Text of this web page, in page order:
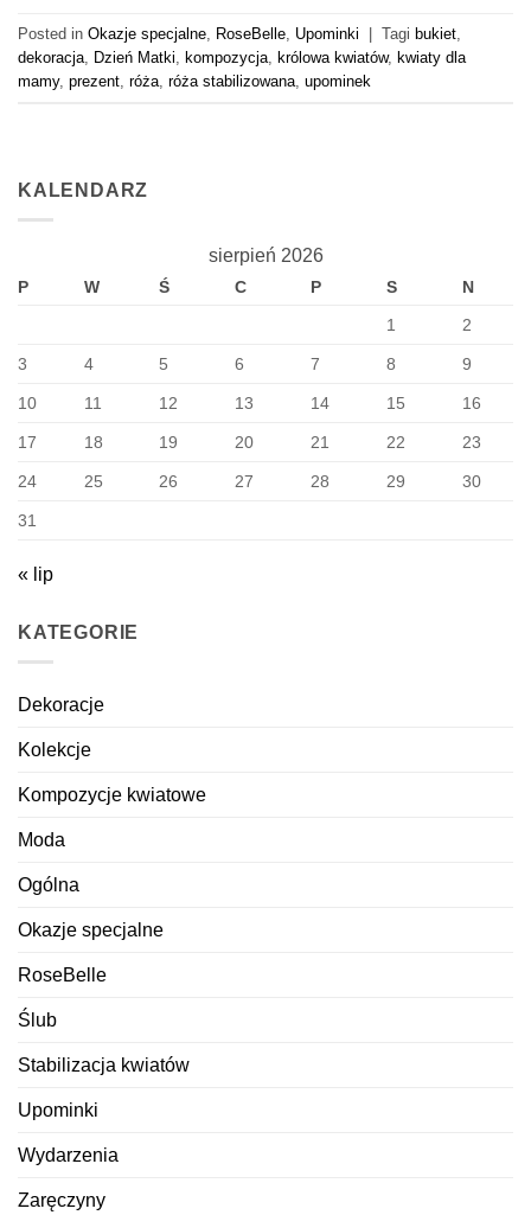
Posted in Okazje specjalne RoseBelle Upominki Tagi bukiet
dekoracja
Dzień Matki kompozycja królowa kwiatów, kwiaty dla
mamy, prezent róża róża stabilizowana upominek
KALENDARZ
sierpień 2026
P W Ś C P S
N
1
2
3 4 5 6 7 8 9
10 11 12 13 14 15 16
17 18 19 20 21 22 23
24 25 26 27 28 29 30
31
« lip
KATEGORIE
Dekoracje
Kolekcje
Kompozycje kwiatowe
Moda
Ogólna
Okazje specjalne
RoseBelle
Ślub
Stabilizacja kwiatów
Upominki
Wydarzenia
Zaręczyny